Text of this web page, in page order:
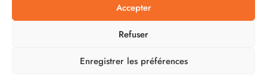
Accepter
Refuser
Enregistrer les préférences
CONDITION GÉNÉRALES DE VENTES